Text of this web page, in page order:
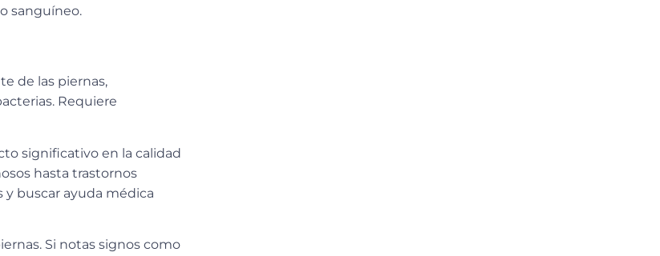
sanguíneo.
de las piernas,
Requiere
significativo en la calidad
hasta trastornos
buscar ayuda médica
Si notas signos como